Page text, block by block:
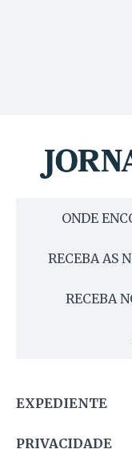
ONDE
RECEBA AS
RECEBA
EXPEDIENTE
PRIVACIDADE